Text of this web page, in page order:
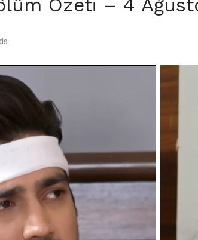
Özeti – 4